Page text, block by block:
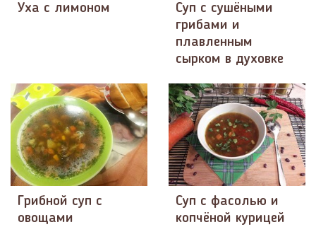
Уха с лимоном
Суп с сушёными
грибами и
плавленным
сырком в духовке
Грибной суп с
овощами
Суп с фасолью и
копчёной курицей